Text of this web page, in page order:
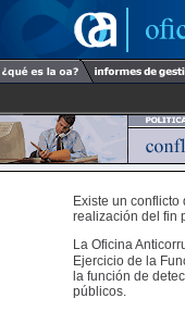
Existe un
realización del fin
La Oficina
Ejercicio de la
la función de
públicos.